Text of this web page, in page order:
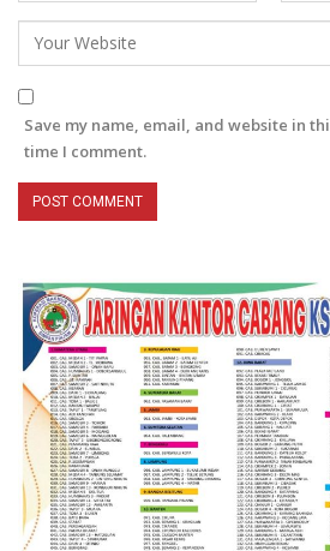
Save my name, email, and website in
time I comment.